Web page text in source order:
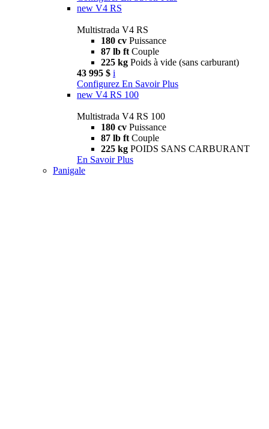
new V4 RS
Multistrada V4 RS
180 cv Puissance
87 lb ft Couple
225 kg Poids à vide (sans carburant)
43 995 $ i
Configurez En Savoir Plus
new V4 RS 100
Multistrada V4 RS 100
180 cv Puissance
87 lb ft Couple
225 kg POIDS SANS CARBURANT
En Savoir Plus
Panigale